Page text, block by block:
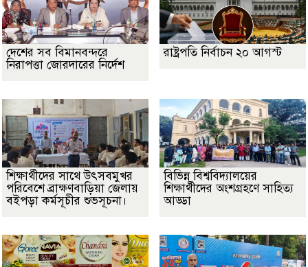
দেশের সব বিমানবন্দরে
নিরাপত্তা জোরদারের নির্দেশ
রাষ্ট্রপতি নির্বাচন ২০ আগস্ট
শিক্ষার্থীদের সাথে উৎসবমুখর
পরিবেশে ব্রাক্ষণবাড়িয়া জেলায়
বইপড়া কর্মসূচীর শুভসূচনা।
বিভিন্ন বিশ্ববিদ্যালয়ের
শিক্ষার্থীদের অংশগ্রহণে সাহিত্য
আড্ডা